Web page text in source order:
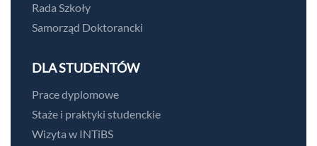
Rada Szkoły
Samorząd Doktorancki
DLA STUDENTÓW
Prace dyplomowe
Staże i praktyki studenckie
Wizyta w INTiBS